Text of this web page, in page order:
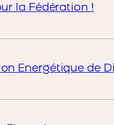
la Fédération !
Energétique de